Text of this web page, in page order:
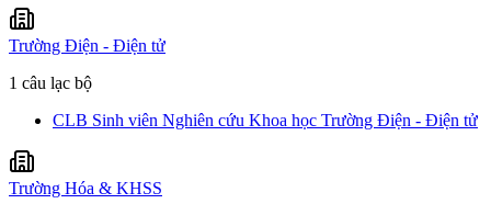
Trường Điện - Điện tử
1 câu lạc bộ
CLB Sinh viên Nghiên cứu Khoa học Trường Điện - Điện tử
Trường Hóa & KHSS